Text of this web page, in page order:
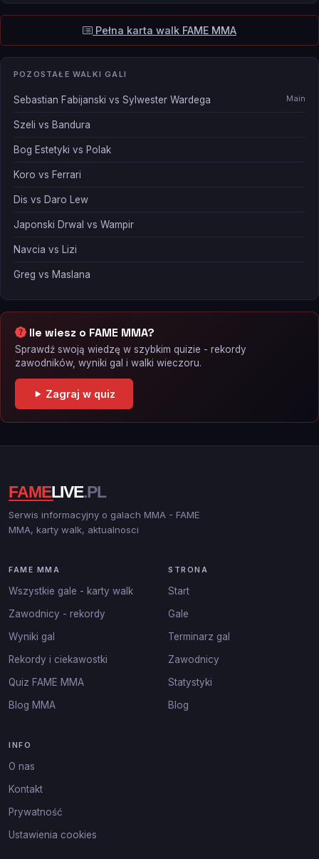
Pełna karta walk FAME MMA
POZOSTAŁE WALKI GALI
Sebastian Fabijanski vs Sylwester Wardega Main
Szeli vs Bandura
Bog Estetyki vs Polak
Koro vs Ferrari
Dis vs Daro Lew
Japonski Drwal vs Wampir
Navcia vs Lizi
Greg vs Maslana
Ile wiesz o FAME MMA?
Sprawdź swoją wiedzę w szybkim quizie - rekordy
zawodników, wyniki gal i walki wieczoru.
Zagraj w quiz
Serwis informacyjny o galach MMA - FAME
MMA, karty walk, aktualnosci
FAME MMA
Wszystkie gale - karty walk
Zawodnicy - rekordy
Wyniki gal
Rekordy i ciekawostki
Quiz FAME MMA
Blog MMA
STRONA
Start
Gale
Terminarz gal
Zawodnicy
Statystyki
Blog
INFO
O nas
Kontakt
Prywatność
Ustawienia cookies